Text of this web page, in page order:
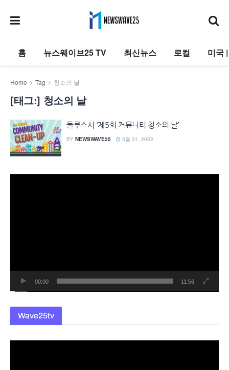
홈 뉴스웨이브25 TV 최신뉴스 로컬 미국
Home Tag 청소의 날
[태그:] 청소의 날
둘루스시 ‘제5회 커뮤니티 청소의 날’
BY NEWSWAVE25 5월 31, 2022
00:00 11:56
Wave25tv